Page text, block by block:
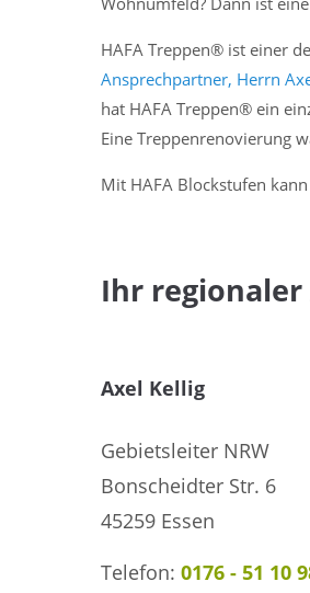
HAFA Treppen® ist einer
Ansprechpartner, Herrn
hat HAFA Treppen® ein
Eine Treppenrenovierung
Mit HAFA Blockstufen
Ihr
Axel Kellig
Gebietsleiter NRW
Bonscheidter Str. 6
45259 Essen
Telefon: 0176 - 51 10